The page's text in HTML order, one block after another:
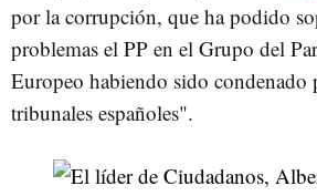
por la corrupción, que ha podido
problemas el PP en el Grupo del
Europeo habiendo sido condenado
tribunales españoles".